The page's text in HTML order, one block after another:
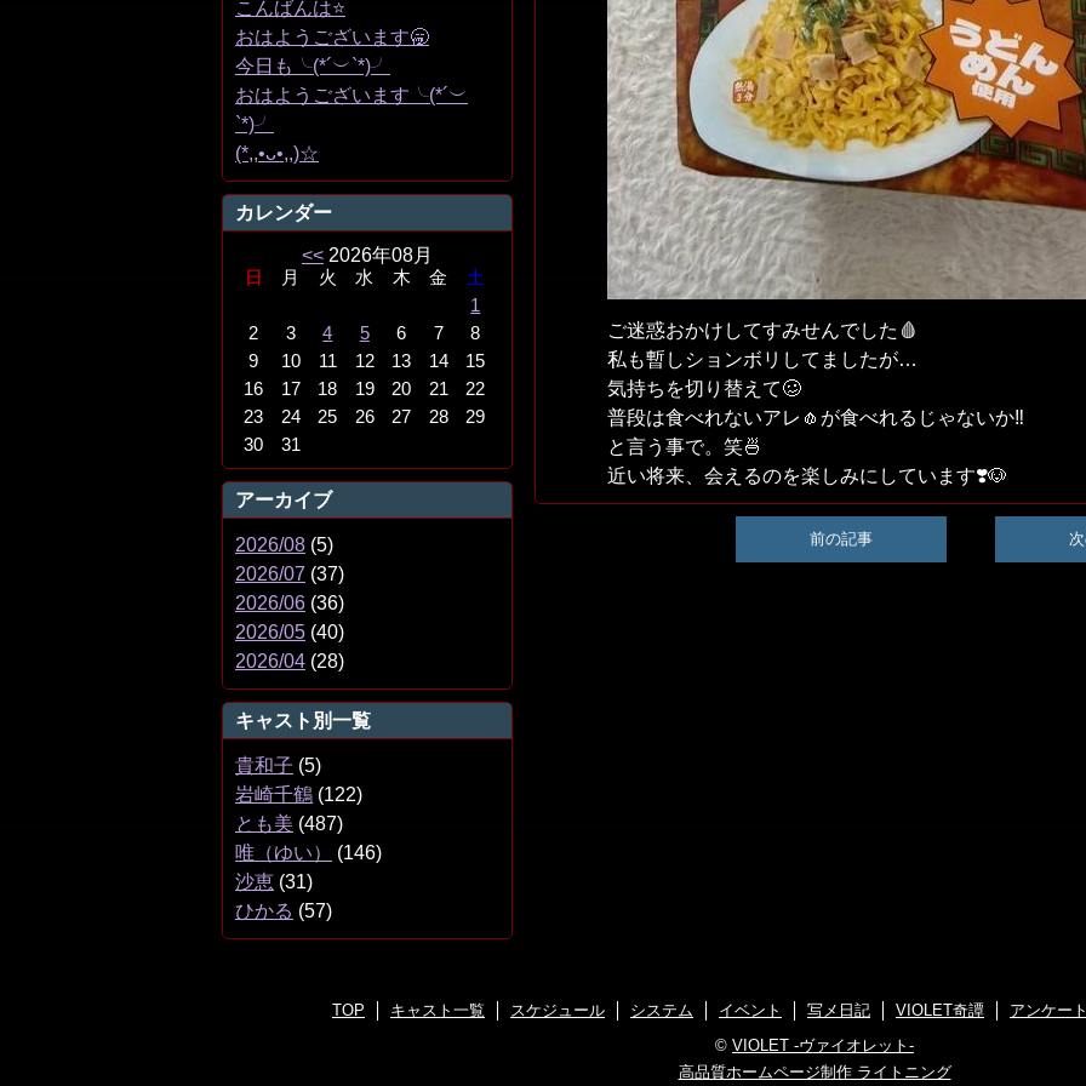
こんばんは⭐️
おはようございます🥱
今日も╰(*´︶`*)╯
おはようございます╰(*´︶
`*)╯
(*,,•ᴗ•,,)☆
カレンダー
<< 2026年08月
日 月 火 水 木 金
土
1
2
3 4 5 6 7
8
9
10 11 12 13 14
15
16
17 18 19 20 21
22
23
24 25 26 27 28
29
30
31
アーカイブ
2026/08 (5)
2026/07 (37)
2026/06 (36)
2026/05 (40)
2026/04 (28)
キャスト別一覧
貴和子 (5)
岩崎千鶴 (122)
とも美 (487)
唯（ゆい）
(146)
沙恵 (31)
ひかる (57)
ご迷惑おかけしてすみせんでした🩸
私も暫しションボリしてましたが…
気持ちを切り替えて🥴
普段は食べれないアレ🧄が食べれるじゃないか‼️
と言う事で。笑🍜
近い将来、会えるのを楽しみにしています❣️🐶
前の記事
TOP キャスト一覧 スケジュール システム イベント 写メ日記 VIOLET奇譚
アンケー
© VIOLET -ヴァイオレット-
高品質ホームページ制作 ライトニング